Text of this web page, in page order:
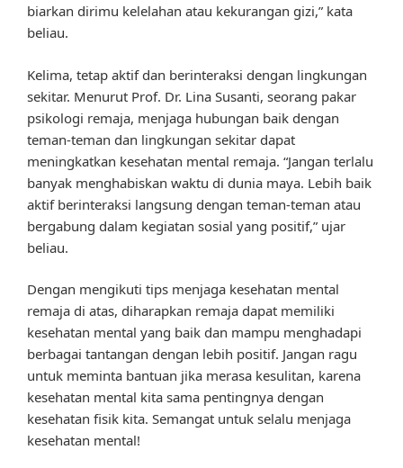
biarkan dirimu kelelahan atau kekurangan gizi,” kata
beliau.
Kelima, tetap aktif dan berinteraksi dengan lingkungan
sekitar. Menurut Prof. Dr. Lina Susanti, seorang pakar
psikologi remaja, menjaga hubungan baik dengan
teman-teman dan lingkungan sekitar dapat
meningkatkan kesehatan mental remaja. “Jangan terlalu
banyak menghabiskan waktu di dunia maya. Lebih baik
aktif berinteraksi langsung dengan teman-teman atau
bergabung dalam kegiatan sosial yang positif,” ujar
beliau.
Dengan mengikuti tips menjaga kesehatan mental
remaja di atas, diharapkan remaja dapat memiliki
kesehatan mental yang baik dan mampu menghadapi
berbagai tantangan dengan lebih positif. Jangan ragu
untuk meminta bantuan jika merasa kesulitan, karena
kesehatan mental kita sama pentingnya dengan
kesehatan fisik kita. Semangat untuk selalu menjaga
kesehatan mental!